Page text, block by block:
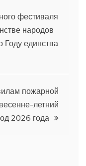
фестиваля
народов
Году единства
пожарной
летний
2026 года